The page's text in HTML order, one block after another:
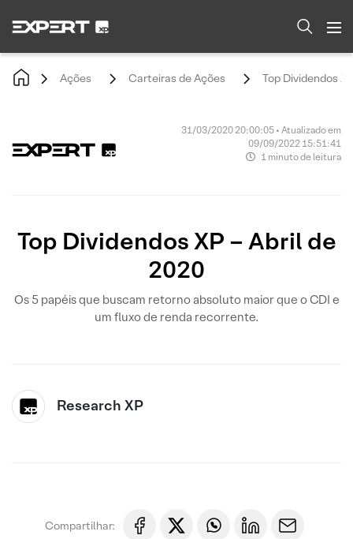
Ações Carteiras de Ações Top Dividendos
31/03/2020 20:00:05 • Atualizado em
09/09/2022 15:51:41
1 minuto de leitura
Top Dividendos XP – Abril de
2020
Os 5 papéis que buscam retorno absoluto maior que o CDI e
um fluxo de renda recorrente.
Research XP
Compartilhar: